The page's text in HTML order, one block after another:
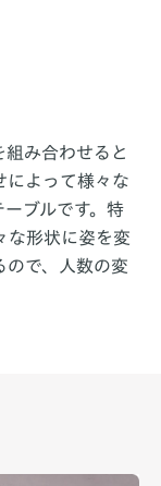
み合わせると
によって様々な
ブルです。特
な形状に姿を変
ので、人数の変